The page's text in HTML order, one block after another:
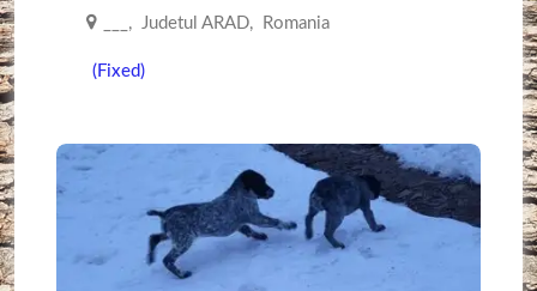
, Judetul ARAD, Romania
(Fixed)